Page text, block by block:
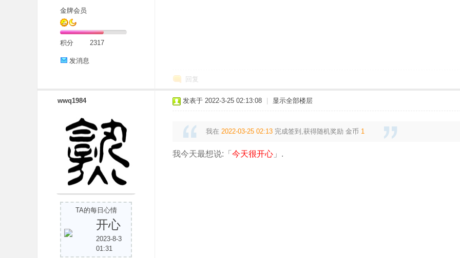
金牌会员
积分 2317
发消息
回复
wwq1984
TA的每日心情
开心
2023-8-3
01:31
发表于 2022-3-25 02:13:08 显示全部楼层
我在 2022-03-25 02:13 完成签到,获得随机奖励 金币 1
我今天最想说:「 今天很开心 」.